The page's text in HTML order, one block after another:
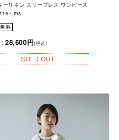
ーリネン スリーブレス ワンピース
ms
: 28,600円(税込)
SOLD OUT